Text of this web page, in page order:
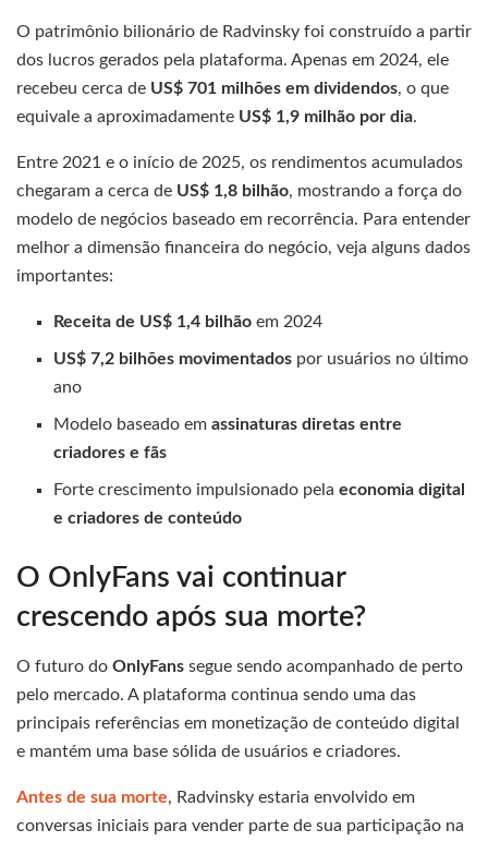
O patrimônio bilionário de Radvinsky foi construído a partir
dos lucros gerados pela plataforma. Apenas em 2024, ele
recebeu cerca de US$ 701 milhões em dividendos, o que
equivale a aproximadamente US$ 1,9 milhão por dia.
Entre 2021 e o início de 2025, os rendimentos acumulados
chegaram a cerca de US$ 1,8 bilhão, mostrando a força do
modelo de negócios baseado em recorrência. Para entender
melhor a dimensão financeira do negócio, veja alguns dados
importantes:
Receita de US$ 1,4 bilhão em 2024
US$ 7,2 bilhões movimentados por usuários no último
ano
Modelo baseado emassinaturas diretas entre
criadores e fãs
Forte crescimento impulsionado pelaeconomia digital
e criadores de conteúdo
O OnlyFans vai continuar
crescendo após sua morte?
O futuro do OnlyFans segue sendo acompanhado de perto
pelo mercado. A plataforma continua sendo uma das
principais referências em monetização de conteúdo digital
e mantém uma base sólida de usuários e criadores.
Antes de sua morte, Radvinsky estaria envolvido em
conversas iniciais para vender parte de sua participação na